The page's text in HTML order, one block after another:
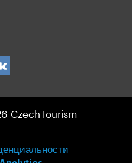
CzechTourism